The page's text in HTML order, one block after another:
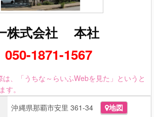
株式会社 本社
050-1871-1567
、「うちな～らいふWebを見た」というと
す。
沖縄県那覇市安里 361-34 地図